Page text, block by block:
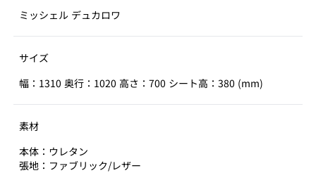
ミッシェル デュカロワ
サイズ
幅：1310 奥行：1020 高さ：700 シート高：380 (mm)
素材
本体：ウレタン
張地：ファブリック/レザー